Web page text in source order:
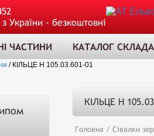
України - безкоштовні
ЧАСТИНИ КАТАЛОГ
/ КІЛЬЦЕ Н 105.03.601-01
КІЛЬЦЕ Н
Головна / Сівалки